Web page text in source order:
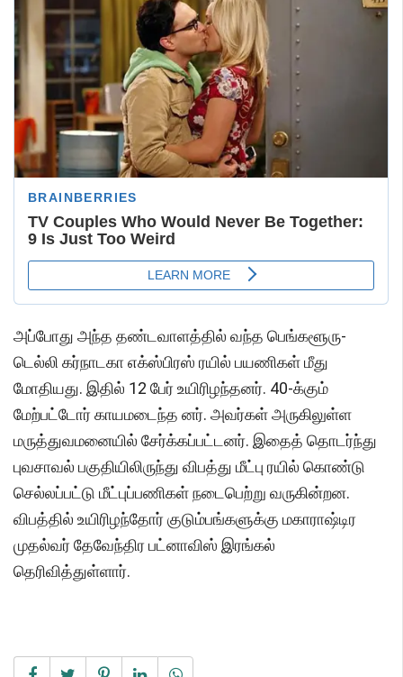
அப்போது அந்த தண்டவாளத்தில் வந்த பெங்களூரு-
டெல்லி கர்நாடகா எக்ஸ்பிரஸ் ரயில் பயணிகள் மீது
மோதியது. இதில் 12 பேர் உயிரிழந்தனர். 40-க்கும்
மேற்பட்டோர் காயமடைந்த னர். அவர்கள் அருகிலுள்ள
மருத்துவமனையில் சேர்க்கப்பட்டனர். இதைத் தொடர்ந்து
புவசாவல் பகுதியிலிருந்து விபத்து மீட்பு ரயில் கொண்டு
செல்லப்பட்டு மீட்புப்பணிகள் நடைபெற்று வருகின்றன.
விபத்தில் உயிரிழந்தோர் குடும்பங்களுக்கு மகாராஷ்டிர
முதல்வர் தேவேந்திர பட்னாவிஸ் இரங்கல்
தெரிவித்துள்ளார்.